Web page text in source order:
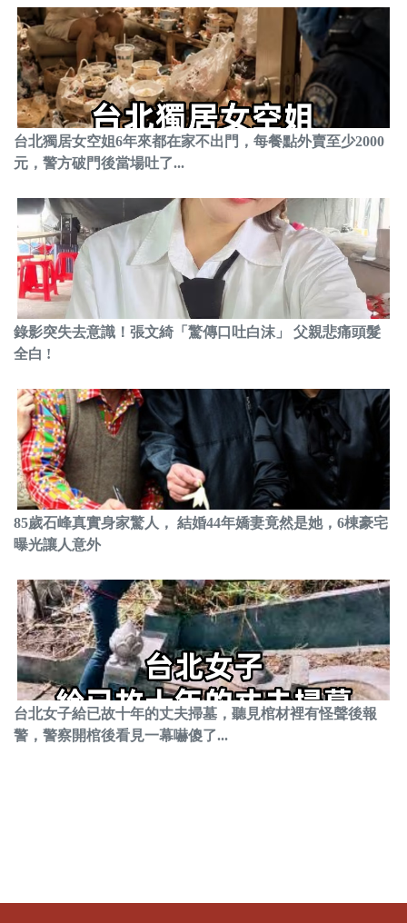
台北獨居女空姐6年來都在家不出門，每餐點外賣至少2000
元，警方破門後當場吐了...
錄影突失去意識！張文綺「驚傳口吐白沫」 父親悲痛頭髮
全白 !
85歲石峰真實身家驚人， 結婚44年嬌妻竟然是她，6棟豪宅
曝光讓人意外
台北女子給已故十年的丈夫掃墓，聽見棺材裡有怪聲後報
警，警察開棺後看見一幕嚇傻了...